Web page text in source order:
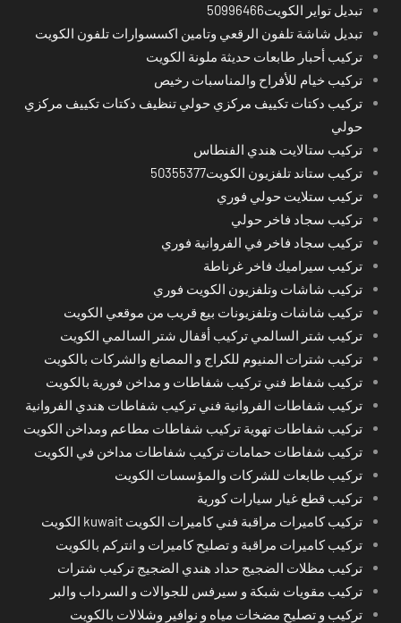
تبديل تواير الكويت50996466
تبديل شاشة تلفون الرقعي وتامين اكسسوارات تلفون الكويت
تركيب أحبار طابعات حديثة ملونة الكويت
تركيب خيام للأفراح والمناسبات رخيص
تركيب دكتات تكييف مركزي حولي تنظيف دكتات تكييف مركزي
حولي
تركيب ستالايت هندي الفنطاس
تركيب ستاند تلفزيون الكويت50355377
تركيب ستلايت حولي فوري
تركيب سجاد فاخر حولي
تركيب سجاد فاخر في الفروانية فوري
تركيب سيراميك فاخر غرناطة
تركيب شاشات وتلفزيون الكويت فوري
تركيب شاشات وتلفزيونات بيع قريب من موقعي الكويت
تركيب شتر السالمي تركيب أقفال شتر السالمي الكويت
تركيب شترات المنيوم للكراج و المصانع والشركات بالكويت
تركيب شفاط فني تركيب شفاطات و مداخن فورية بالكويت
تركيب شفاطات الفروانية فني تركيب شفاطات هندي الفروانية
تركيب شفاطات تهوية تركيب شفاطات مطاعم ومداخن الكويت
تركيب شفاطات حمامات تركيب شفاطات مداخن في الكويت
تركيب طابعات للشركات والمؤسسات الكويت
تركيب قطع غيار سيارات كورية
تركيب كاميرات مراقبة فني كاميرات الكويت kuwait الكويت
تركيب كاميرات مراقبة و تصليح كاميرات و انتركم بالكويت
تركيب مظلات الضجيج حداد هندي الضجيج تركيب شترات
تركيب مقويات شبكة و سيرفس للجوالات و السرداب والبر
تركيب و تصليح مضخات مياه و نوافير وشلالات بالكويت